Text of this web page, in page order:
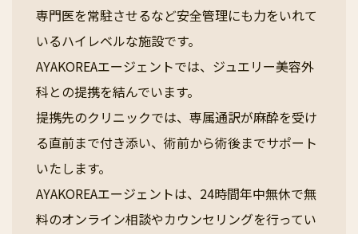
専門医を常駐させるなど安全管理にも力をいれて
いるハイレベルな施設です。
AYAKOREAエージェントでは、ジュエリー美容外
科との提携を結んでいます。
提携先のクリニックでは、専属通訳が麻酔を受け
る直前まで付き添い、術前から術後までサポート
いたします。
AYAKOREAエージェントは、24時間年中無休で無
料のオンライン相談やカウンセリングを行ってい